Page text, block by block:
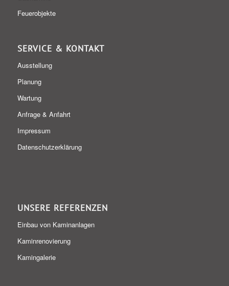
Feuerobjekte
SERVICE & KONTAKT
Ausstellung
Planung
Wartung
Anfrage & Anfahrt
Impressum
Datenschutzerklärung
UNSERE REFERENZEN
Einbau von Kaminanlagen
Kaminrenovierung
Kamingalerie